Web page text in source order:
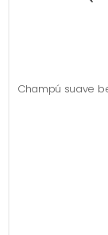
Champú suave